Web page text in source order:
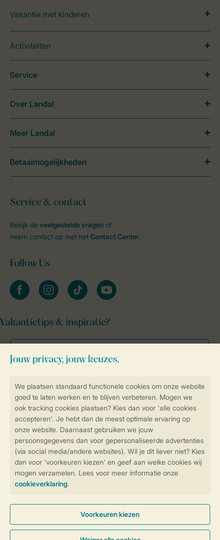
Controle over jouw gegevens &
Instellingen wijzigen
Veilig en snel online boeken
Veilige gegevensoverdracht
Veilige betaling
Vakantie met kinderen
Activiteiten
Service & contact
Bekijk de veelgestelde vragen of
neem contact op met het Contact Center.
Follow Us
facebookinstagramtiktok youtube
Vakantietips & inspiratie?
Service
Over Landal
Meer Landal
Betaalmogelijkheden